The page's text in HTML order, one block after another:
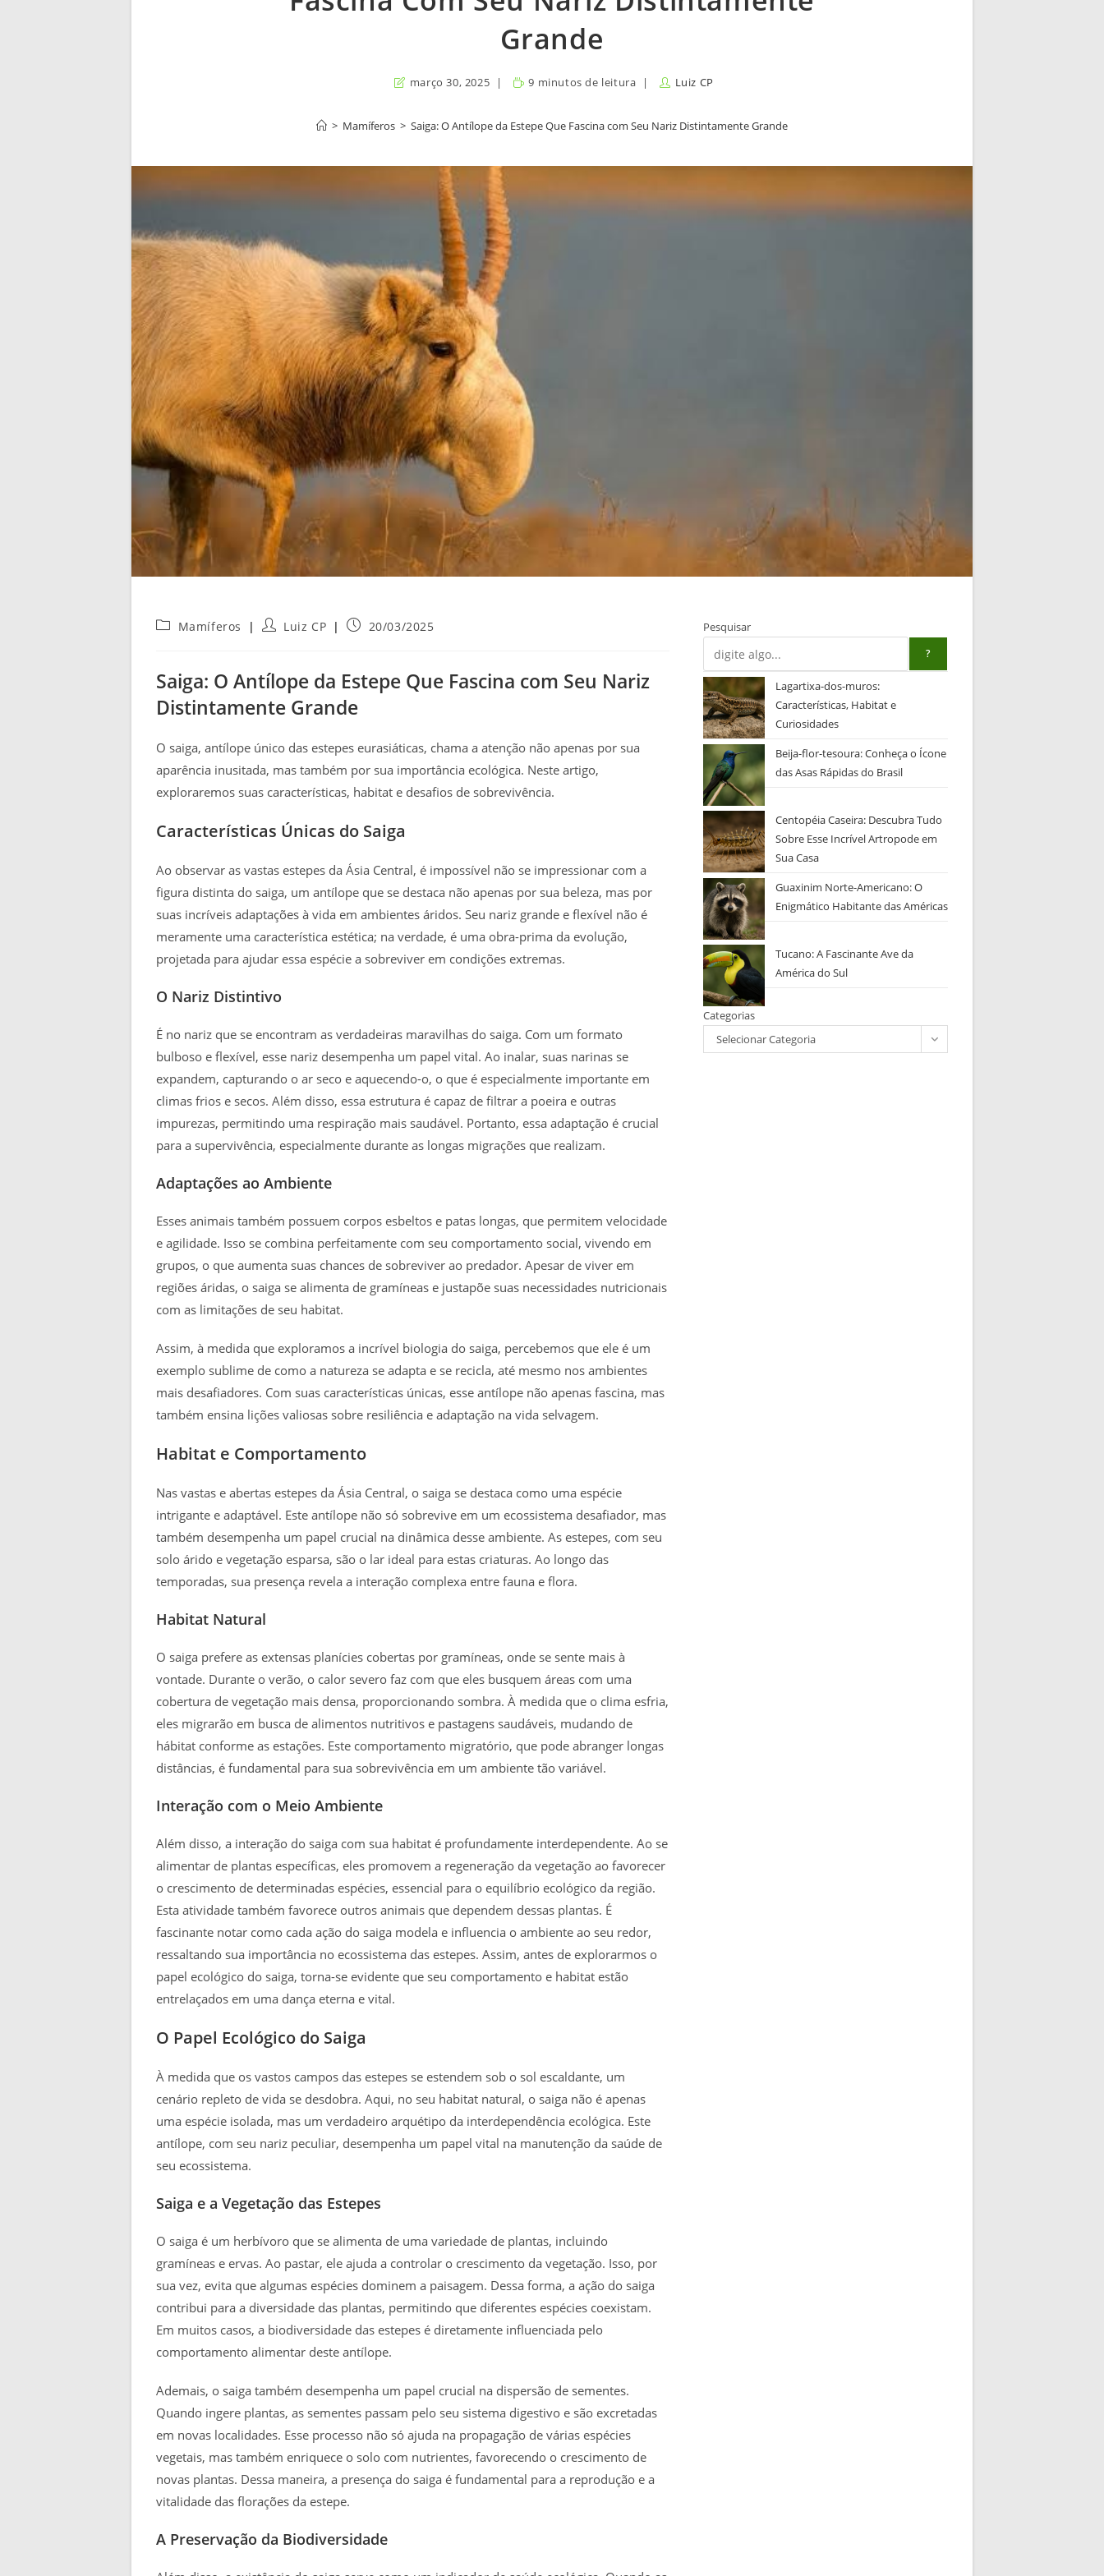
Grande
março 30, 2025 9 minutos de leitura Luiz CP
> Mamíferos > Saiga: O Antílope da Estepe Que Fascina com Seu Nariz Distintamente Grande
Categoria
Mamíferos
AutorLuiz CP
Post20/03/2025
Saiga: O Antílope da Estepe Que Fascina com Seu Nariz
Distintamente Grande
O saiga, antílope único das estepes eurasiáticas, chama a atenção não apenas por sua
aparência inusitada, mas também por sua importância ecológica. Neste artigo,
exploraremos suas características, habitat e desafios de sobrevivência.
Características Únicas do Saiga
Ao observar as vastas estepes da Ásia Central, é impossível não se impressionar com a
figura distinta do saiga, um antílope que se destaca não apenas por sua beleza, mas por
suas incríveis adaptações à vida em ambientes áridos. Seu nariz grande e flexível não é
meramente uma característica estética; na verdade, é uma obra-prima da evolução,
projetada para ajudar essa espécie a sobreviver em condições extremas.
O Nariz Distintivo
É no nariz que se encontram as verdadeiras maravilhas do saiga. Com um formato
bulboso e flexível, esse nariz desempenha um papel vital. Ao inalar, suas narinas se
expandem, capturando o ar seco e aquecendo-o, o que é especialmente importante em
climas frios e secos. Além disso, essa estrutura é capaz de filtrar a poeira e outras
impurezas, permitindo uma respiração mais saudável. Portanto, essa adaptação é crucial
para a supervivência, especialmente durante as longas migrações que realizam.
Adaptações ao Ambiente
Esses animais também possuem corpos esbeltos e patas longas, que permitem velocidade
e agilidade. Isso se combina perfeitamente com seu comportamento social, vivendo em
grupos, o que aumenta suas chances de sobreviver ao predador. Apesar de viver em
regiões áridas, o saiga se alimenta de gramíneas e justapõe suas necessidades nutricionais
com as limitações de seu habitat.
Assim, à medida que exploramos a incrível biologia do saiga, percebemos que ele é um
exemplo sublime de como a natureza se adapta e se recicla, até mesmo nos ambientes
mais desafiadores. Com suas características únicas, esse antílope não apenas fascina, mas
também ensina lições valiosas sobre resiliência e adaptação na vida selvagem.
Habitat e Comportamento
Nas vastas e abertas estepes da Ásia Central, o saiga se destaca como uma espécie
intrigante e adaptável. Este antílope não só sobrevive em um ecossistema desafiador, mas
também desempenha um papel crucial na dinâmica desse ambiente. As estepes, com seu
solo árido e vegetação esparsa, são o lar ideal para estas criaturas. Ao longo das
temporadas, sua presença revela a interação complexa entre fauna e flora.
Habitat Natural
O saiga prefere as extensas planícies cobertas por gramíneas, onde se sente mais à
vontade. Durante o verão, o calor severo faz com que eles busquem áreas com uma
cobertura de vegetação mais densa, proporcionando sombra. À medida que o clima esfria,
eles migrarão em busca de alimentos nutritivos e pastagens saudáveis, mudando de
hábitat conforme as estações. Este comportamento migratório, que pode abranger longas
distâncias, é fundamental para sua sobrevivência em um ambiente tão variável.
Interação com o Meio Ambiente
Além disso, a interação do saiga com sua habitat é profundamente interdependente. Ao se
alimentar de plantas específicas, eles promovem a regeneração da vegetação ao favorecer
o crescimento de determinadas espécies, essencial para o equilíbrio ecológico da região.
Esta atividade também favorece outros animais que dependem dessas plantas. É
fascinante notar como cada ação do saiga modela e influencia o ambiente ao seu redor,
ressaltando sua importância no ecossistema das estepes. Assim, antes de explorarmos o
papel ecológico do saiga, torna-se evidente que seu comportamento e habitat estão
entrelaçados em uma dança eterna e vital.
O Papel Ecológico do Saiga
À medida que os vastos campos das estepes se estendem sob o sol escaldante, um
cenário repleto de vida se desdobra. Aqui, no seu habitat natural, o saiga não é apenas
uma espécie isolada, mas um verdadeiro arquétipo da interdependência ecológica. Este
antílope, com seu nariz peculiar, desempenha um papel vital na manutenção da saúde de
seu ecossistema.
Saiga e a Vegetação das Estepes
O saiga é um herbívoro que se alimenta de uma variedade de plantas, incluindo
gramíneas e ervas. Ao pastar, ele ajuda a controlar o crescimento da vegetação. Isso, por
sua vez, evita que algumas espécies dominem a paisagem. Dessa forma, a ação do saiga
contribui para a diversidade das plantas, permitindo que diferentes espécies coexistam.
Em muitos casos, a biodiversidade das estepes é diretamente influenciada pelo
comportamento alimentar deste antílope.
Ademais, o saiga também desempenha um papel crucial na dispersão de sementes.
Quando ingere plantas, as sementes passam pelo seu sistema digestivo e são excretadas
em novas localidades. Esse processo não só ajuda na propagação de várias espécies
vegetais, mas também enriquece o solo com nutrientes, favorecendo o crescimento de
novas plantas. Dessa maneira, a presença do saiga é fundamental para a reprodução e a
vitalidade das florações da estepe.
A Preservação da Biodiversidade
Pesquisar
?
Lagartixa-dos-muros:
Características, Habitat e
Curiosidades
Beija-flor-tesoura: Conheça o Ícone
das Asas Rápidas do Brasil
Centopéia Caseira: Descubra Tudo
Sobre Esse Incrível Artropode em
Sua Casa
Guaxinim Norte-Americano: O
Enigmático Habitante das Américas
Tucano: A Fascinante Ave da
América do Sul
Categorias
Selecionar Categoria